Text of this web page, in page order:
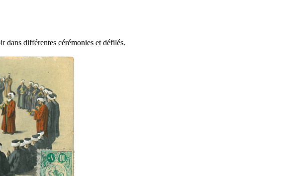
dans différentes cérémonies et défilés.